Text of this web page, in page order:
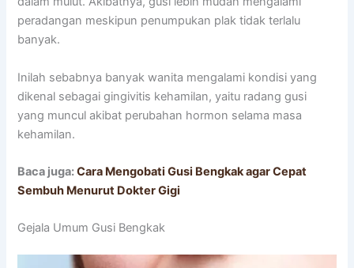
peradangan meskipun penumpukan plak tidak terlalu
banyak.
Inilah sebabnya banyak wanita mengalami kondisi yang
dikenal sebagai gingivitis kehamilan, yaitu radang gusi
yang muncul akibat perubahan hormon selama masa
kehamilan.
Baca juga:Cara Mengobati Gusi Bengkak agar Cepat
Sembuh Menurut Dokter Gigi
Gejala Umum Gusi Bengkak